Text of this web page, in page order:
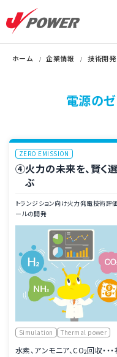
ホーム 企業情報 技術開発
電源の
ZERO EMISSION
④火力の未来を、賢く選
ぶ
トランジション向け火力発電技術評
ールの開発
Simulation Thermal power
水素、アンモニア、CO2回収・・